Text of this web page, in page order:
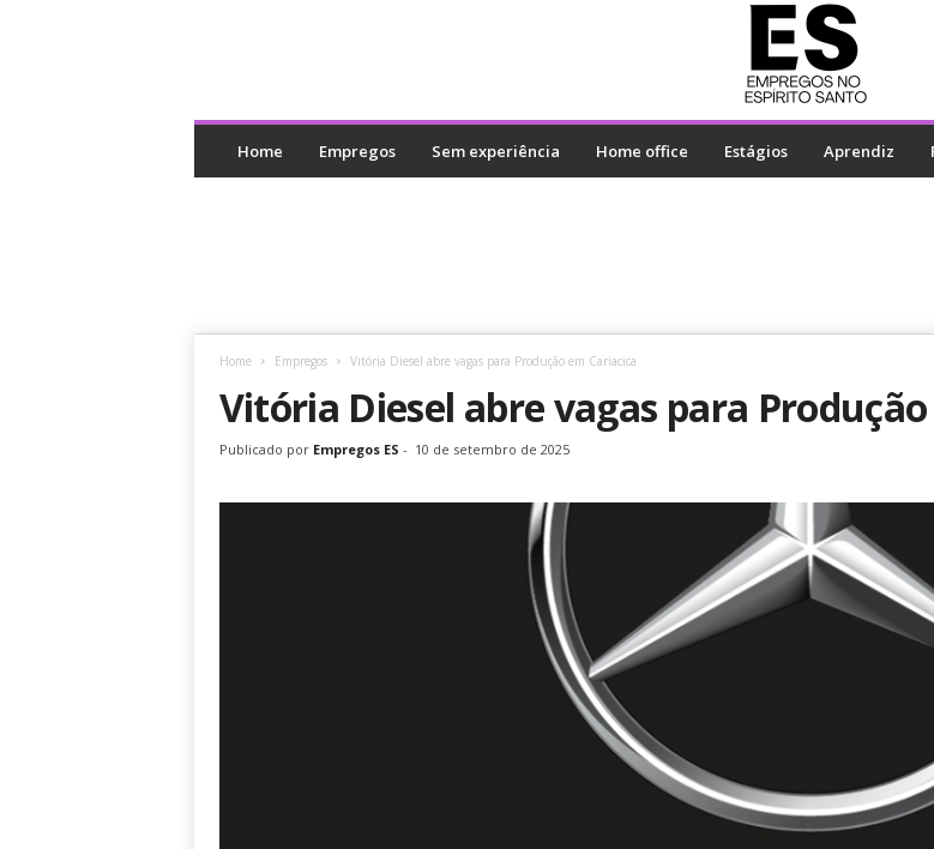
E
Home Empregos Sem experiência Home office Estágios Aprendiz
Home Empregos Vitória Diesel abre vagas para Produção em Cariacica
Vitória Diesel abre vagas para
Publicado por Empregos ES - 10 de setembro de 2025